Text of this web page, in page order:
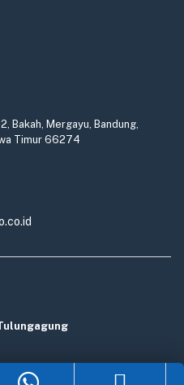
Bakah, Mergayu, Bandung,
Timur 66274